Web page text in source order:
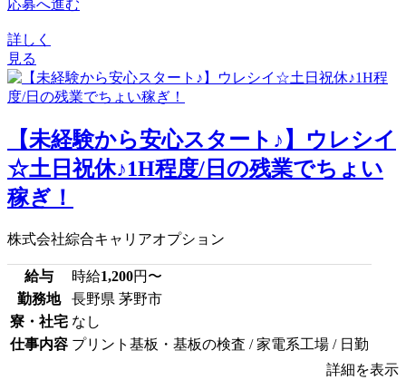
応募へ進む
詳しく
見る
【未経験から安心スタート♪】ウレシイ
☆土日祝休♪1H程度/日の残業でちょい
稼ぎ！
株式会社綜合キャリアオプション
給与 時給1,200円〜
勤務地
長野県 茅野市
寮・社宅 なし
仕事内容 プリント基板・基板の検査 / 家電系工場 / 日勤
詳細を表示